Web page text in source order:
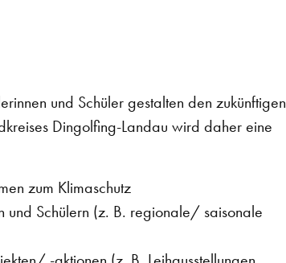
und Schüler gestalten den zukünftigen
Dingolfing-Landau wird daher eine
zum Klimaschutz
und Schülern (z. B. regionale/ saisonale